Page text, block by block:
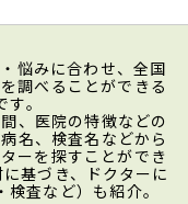
も出たが、
。
悩みに合わせ、全国
調べることができる
。
、医院の特徴などの
名、検査名などから
ーを探すことができ
基づき、ドクターに
査など）も紹介。